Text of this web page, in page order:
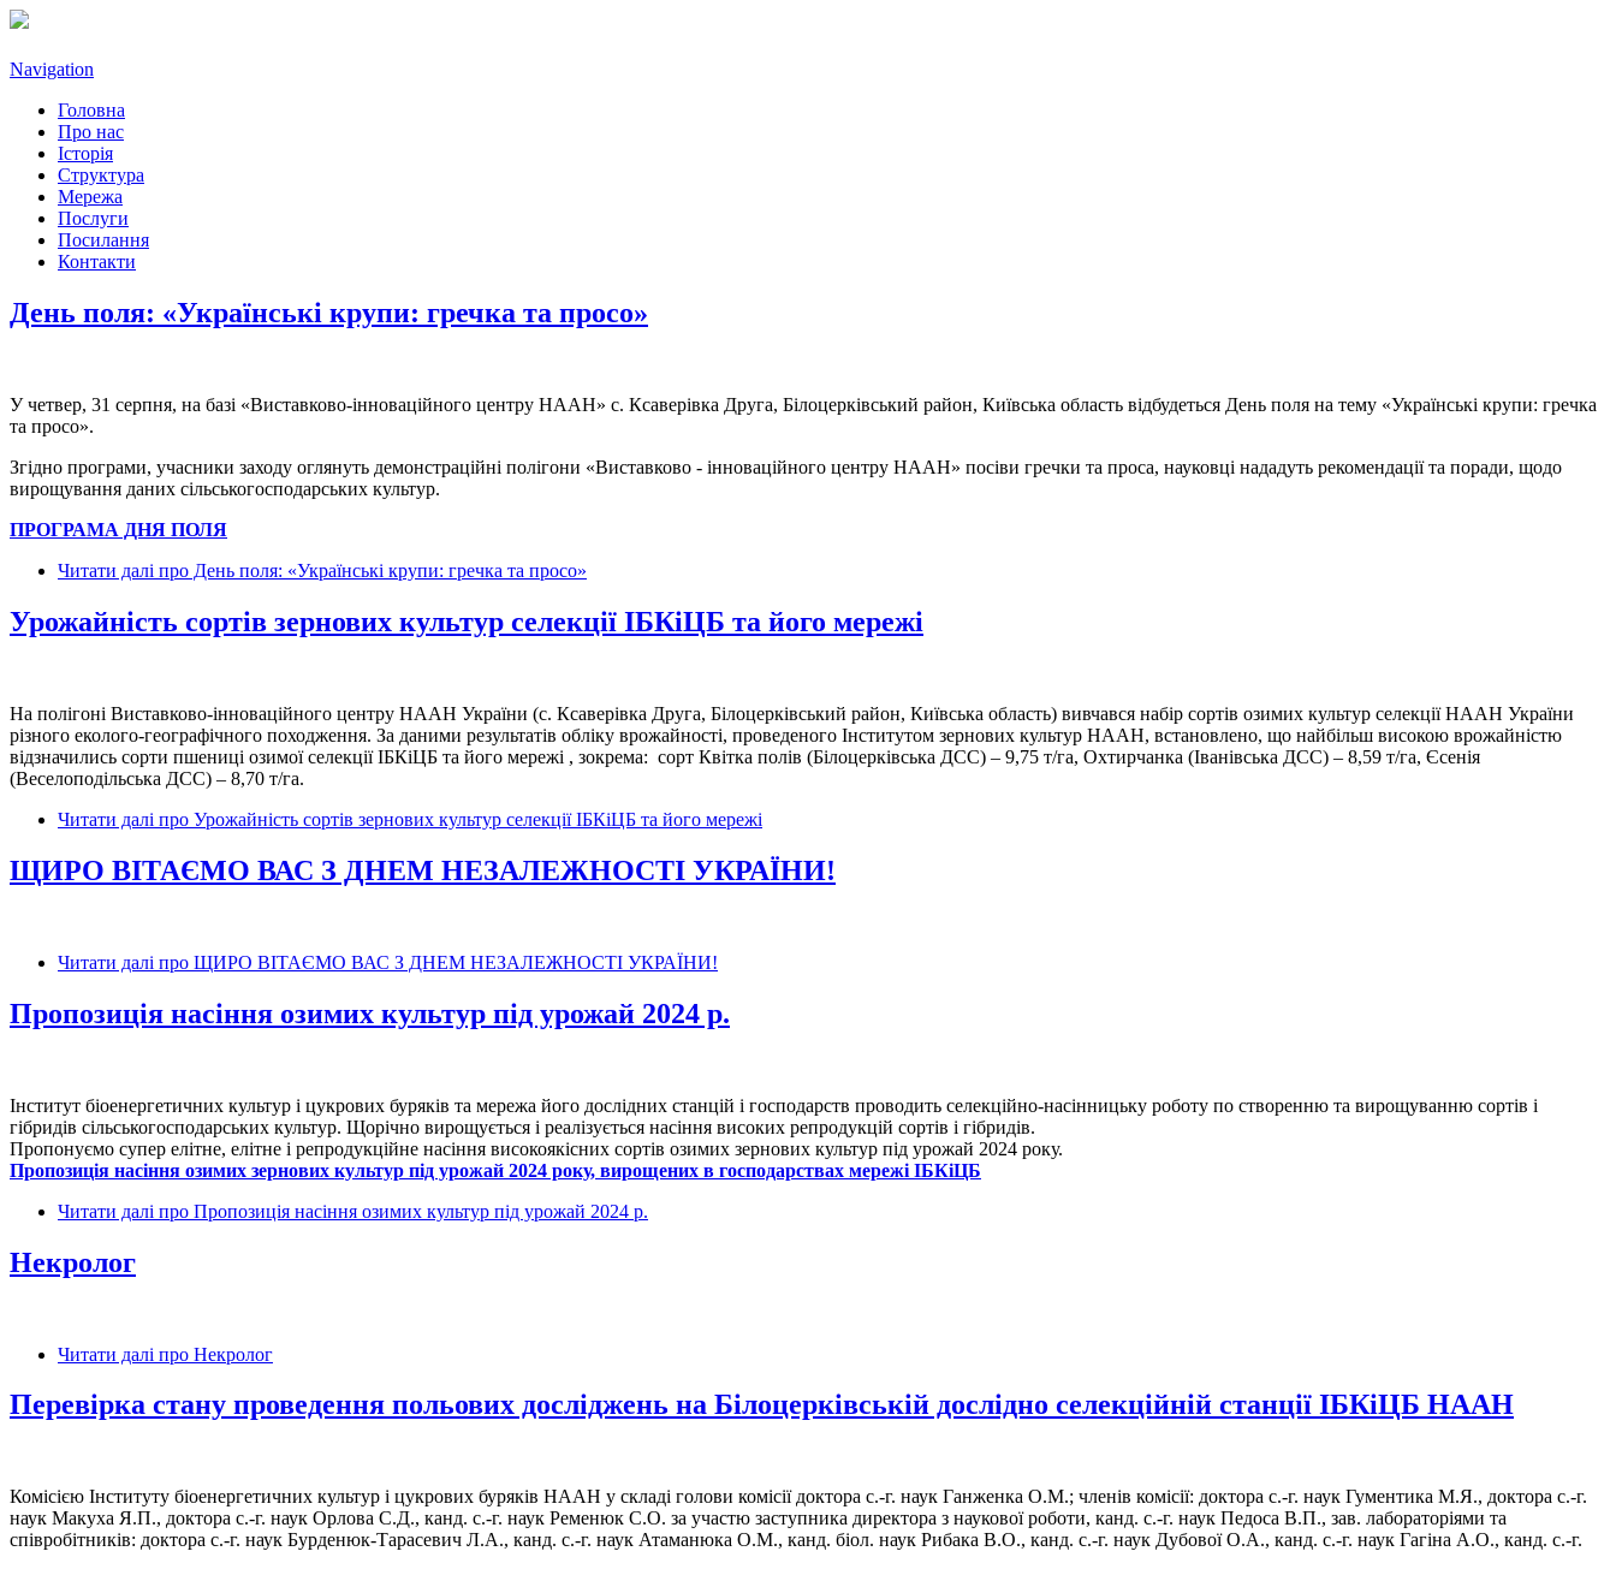
Navigation
Головна
Про нас
Історія
Структура
Мережа
Послуги
Посилання
Контакти
День поля: «Українські крупи: гречка та просо»
У четвер, 31 серпня, на базі «Виставково-інноваційного центру НААН» с. Ксаверівка Друга, Білоцерківський район, Київська область відбудеться День поля на тему «Українські крупи: гречка
та просо».
Згідно програми, учасники заходу оглянуть демонстраційні полігони «Виставково - інноваційного центру НААН» посіви гречки та проса, науковці нададуть рекомендації та поради, щодо
вирощування даних сільськогосподарських культур.
ПРОГРАМА ДНЯ ПОЛЯ
Читати далі про День поля: «Українські крупи: гречка та просо»
Урожайність сортів зернових культур селекції ІБКіЦБ та його мережі
На полігоні Виставково-інноваційного центру НААН України (с. Ксаверівка Друга, Білоцерківський район, Київська область) вивчався набір сортів озимих культур селекції НААН України
різного еколого-географічного походження. За даними результатів обліку врожайності, проведеного Інститутом зернових культур НААН, встановлено, що найбільш високою врожайністю
відзначились сорти пшениці озимої селекції ІБКіЦБ та його мережі , зокрема: сорт Квітка полів (Білоцерківська ДСС) – 9,75 т/га, Охтирчанка (Іванівська ДСС) – 8,59 т/га, Єсенія
(Веселоподільська ДСС) – 8,70 т/га.
Читати далі про Урожайність сортів зернових культур селекції ІБКіЦБ та його мережі
ЩИРО ВІТАЄМО ВАС З ДНЕМ НЕЗАЛЕЖНОСТІ УКРАЇНИ!
Читати далі про ЩИРО ВІТАЄМО ВАС З ДНЕМ НЕЗАЛЕЖНОСТІ УКРАЇНИ!
Пропозиція насіння озимих культур під урожай 2024 р.
Інститут біоенергетичних культур і цукрових буряків та мережа його дослідних станцій і господарств проводить селекційно-насінницьку роботу по створенню та вирощуванню сортів і
гібридів сільськогосподарських культур. Щорічно вирощується і реалізується насіння високих репродукцій сортів і гібридів.
Пропонуємо супер елітне, елітне і репродукційне насіння високоякісних сортів озимих зернових культур під урожай 2024 року.
Пропозиція насіння озимих зернових культур під урожай 2024 року, вирощених в господарствах мережі ІБКіЦБ
Читати далі про Пропозиція насіння озимих культур під урожай 2024 р.
Некролог
Читати далі про Некролог
Перевірка стану проведення польових досліджень на Білоцерківській дослідно селекційній станції ІБКіЦБ НААН
Комісією Інституту біоенергетичних культур і цукрових буряків НААН у складі голови комісії доктора с.-г. наук Ганженка О.М.; членів комісії: доктора с.-г. наук Гументика М.Я., доктора с.-г.
наук Макуха Я.П., доктора с.-г. наук Орлова С.Д., канд. с.-г. наук Ременюк С.О. за участю заступника директора з наукової роботи, канд. с.-г. наук Педоса В.П., зав. лабораторіями та
співробітників: доктора с.-г. наук Бурденюк-Тарасевич Л.А., канд. с.-г. наук Атаманюка О.М., канд. біол. наук Рибака В.О., канд. с.-г. наук Дубової О.А., канд. с.-г. наук Гагіна А.О., канд. с.-г.